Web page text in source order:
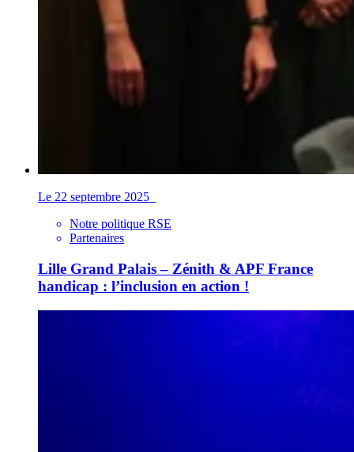
Le 22 septembre 2025
Notre politique RSE
Partenaires
Lille Grand Palais – Zénith & APF France
handicap : l’inclusion en action !